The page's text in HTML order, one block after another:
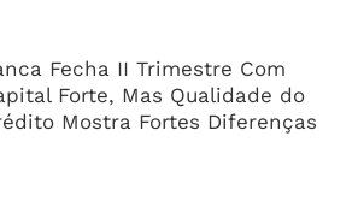
Fecha II Trimestre Com
Forte, Mas Qualidade do
Mostra Fortes Diferenças